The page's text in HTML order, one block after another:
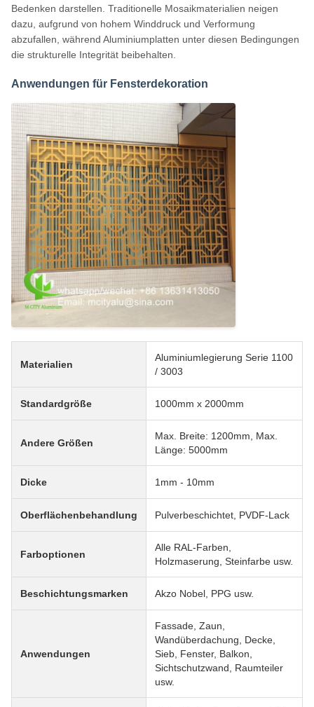
Bedenken darstellen. Traditionelle Mosaikmaterialien neigen
dazu, aufgrund von hohem Winddruck und Verformung
abzufallen, während Aluminiumplatten unter diesen Bedingungen
die strukturelle Integrität beibehalten.
Anwendungen für Fensterdekoration
Materialien
Aluminiumlegierung Serie 1100
/ 3003
Standardgröße 1000mm x 2000mm
Andere Größen
Max. Breite: 1200mm, Max.
Länge: 5000mm
Dicke 1mm - 10mm
Oberflächenbehandlung Pulverbeschichtet, PVDF-Lack
Farboptionen
Alle RAL-Farben,
Holzmaserung, Steinfarbe usw.
Beschichtungsmarken Akzo Nobel, PPG usw.
Anwendungen
Fassade, Zaun,
Wandüberdachung, Decke,
Sieb, Fenster, Balkon,
Sichtschutzwand, Raumteiler
usw.